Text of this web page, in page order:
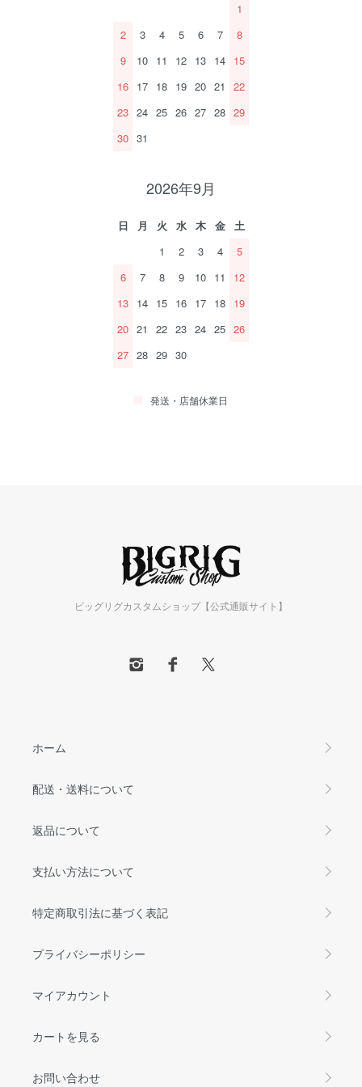
1
2
3 4 5 6 7
8
9
10 11 12 13 14 15
16 17 18 19 20 21
22
23 24 25 26 27 28 29
30 31
2026年9月
日 月 火 水 木 金
土
1
2 3 4
5
6
7 8 9 10 11
12
13 14 15 16 17 18 19
20 21 22 23 24 25 26
27 28 29 30
発送・店舗休業日
ビッグリグカスタムショップ【公式通販サイト】
ホーム
配送・送料について
返品について
支払い方法について
特定商取引法に基づく表記
プライバシーポリシー
マイアカウント
カートを見る
お問い合わせ